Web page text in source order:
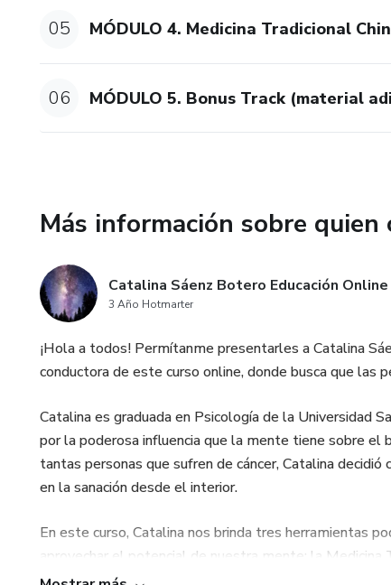
05 MÓDULO 4. Medicina Tradicional
06 MÓDULO 5. Bonus Track (material
Más información sobre
Catalina Sáenz Botero Educación Online
3 Año Hotmarter
¡Hola a todos! Permítanme presentarles a Catalina
conductora de este curso online, donde busca que las
Catalina es graduada en Psicología de la Universidad
por la poderosa influencia que la mente tiene sobre
tantas personas que sufren de cáncer, Catalina
en la sanación desde el interior.
En este curso, Catalina nos brinda tres herramientas
aprovechar el potencial de nuestra mente; la Medicina
y ancestral; y las meditaciones guiadas acompañadas